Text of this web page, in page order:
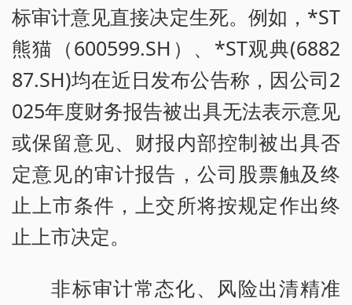
标审计意见直接决定生死。例如，*ST
熊猫（600599.SH）、*ST观典(6882
87.SH)均在近日发布公告称，因公司2
025年度财务报告被出具无法表示意见
或保留意见、财报内部控制被出具否
定意见的审计报告，公司股票触及终
止上市条件，上交所将按规定作出终
止上市决定。
非标审计常态化、风险出清精准